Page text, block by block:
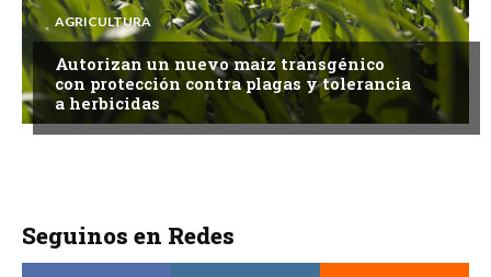
AGRICULTURA
Autorizan un nuevo maíz transgénico
con protección contra plagas y tolerancia
a herbicidas
Seguinos en Redes